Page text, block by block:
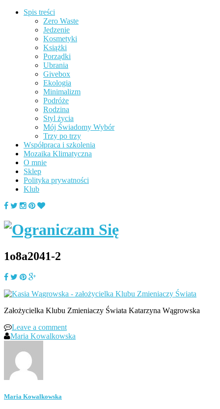
Spis treści
Zero Waste
Jedzenie
Kosmetyki
Książki
Porządki
Ubrania
Givebox
Ekologia
Minimalizm
Podróże
Rodzina
Styl życia
Mój Świadomy Wybór
Trzy po trzy
Współpraca i szkolenia
Mozaika Klimatyczna
O mnie
Sklep
Polityka prywatności
Klub
1o8a2041-2
Założycielka Klubu Zmieniaczy Świata Katarzyna Wągrowska
Leave a comment
Maria Kowalkowska
Maria Kowalkowska